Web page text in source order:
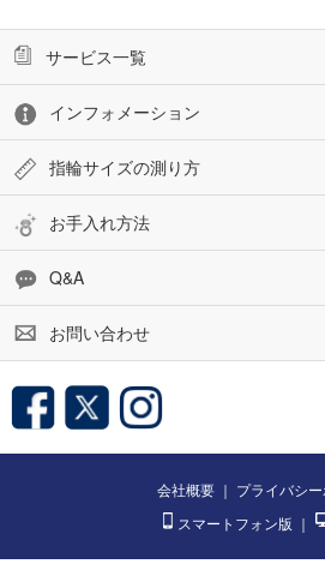
サービス一覧
インフォメーション
指輪サイズの測り方
お手入れ方法
Q&A
お問い合わせ
会社概要 ｜ プライバシ
スマートフォン版 ｜